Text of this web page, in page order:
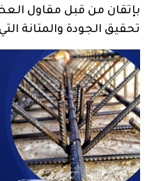
بإتقان من قبل مقاول
تحقيق الجودة والمتانة